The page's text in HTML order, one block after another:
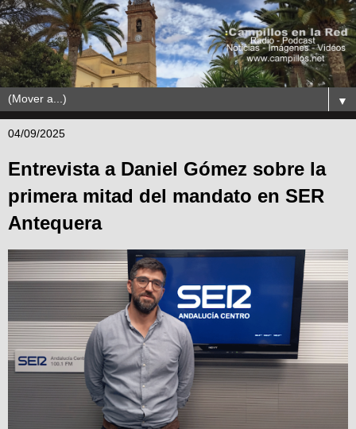
▼
04/09/2025
Entrevista a Daniel Gómez sobre la
primera mitad del mandato en SER
Antequera